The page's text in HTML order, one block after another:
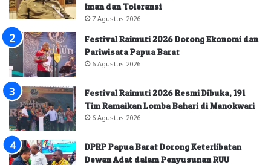
Iman dan Toleransi
7 Agustus 2026
Festival Raimuti 2026 Dorong Ekonomi dan
Pariwisata Papua Barat
6 Agustus 2026
Festival Raimuti 2026 Resmi Dibuka, 191
Tim Ramaikan Lomba Bahari di Manokwari
6 Agustus 2026
DPRP Papua Barat Dorong Keterlibatan
Dewan Adat dalam Penyusunan RUU